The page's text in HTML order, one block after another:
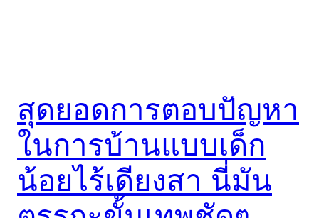
สุดยอดการตอบปัญหา
ในการบ้านแบบเด็ก
น้อยไร้เดียงสา นี่มัน